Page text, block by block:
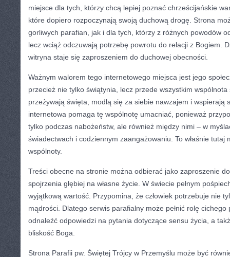
miejsce dla tych, którzy chcą lepiej poznać chrześcijańskie
które dopiero rozpoczynają swoją duchową drogę. Strona
gorliwych parafian, jak i dla tych, którzy z różnych powodów
lecz wciąż odczuwają potrzebę powrotu do relacji z Bogiem.
witryna staje się zaproszeniem do duchowej obecności.
Ważnym walorem tego internetowego miejsca jest jego
przecież nie tylko świątynia, lecz przede wszystkim
przeżywają święta, modlą się za siebie nawzajem i wspierają
internetowa pomaga tę wspólnotę umacniać, ponieważ
tylko podczas nabożeństw, ale również między nimi – w
świadectwach i codziennym zaangażowaniu. To właśnie tutaj
wspólnoty.
Treści obecne na stronie można odbierać jako zaproszenie
spojrzenia głębiej na własne życie. W świecie pełnym
wyjątkową wartość. Przypomina, że człowiek potrzebuje nie
mądrości. Dlatego serwis parafialny może pełnić rolę
odnaleźć odpowiedzi na pytania dotyczące sensu życia, a
bliskość Boga.
Strona Parafii pw. Świętej Trójcy w Przemyślu może być